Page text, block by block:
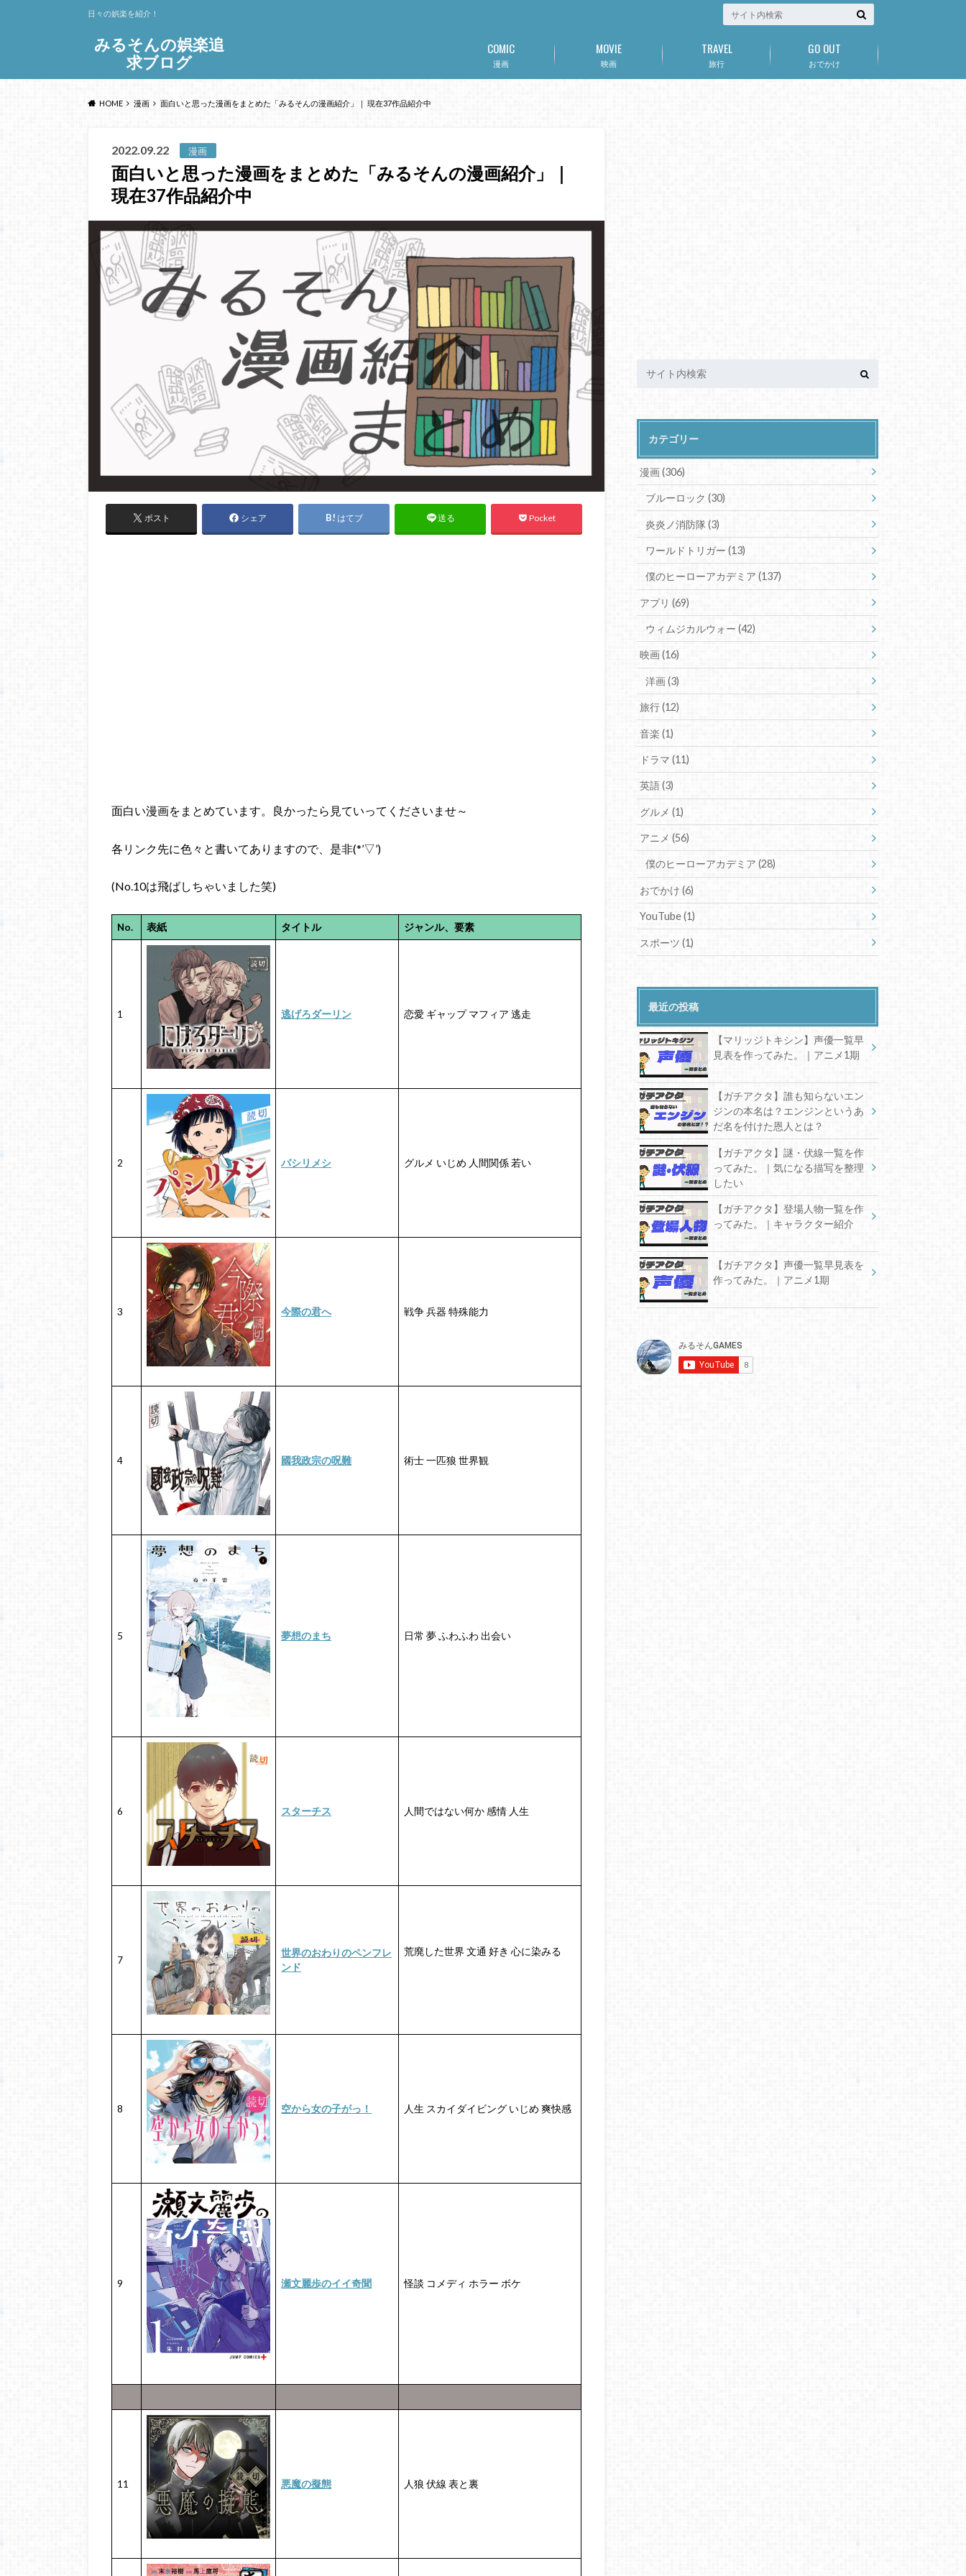
みるそんの娯楽追
求ブログ
日々の娯楽を紹介！
漫画
COMIC
映画
MOVIE
旅行
TRAVEL
おでかけ
GO OUT
HOME 漫画 面白いと思った漫画をまとめた「みるそんの漫画紹介」｜ 現在37作品紹介中
2022.09.22 漫画
面白いと思った漫画をまとめた「みるそんの漫画紹介」｜
現在37作品紹介中
ポスト シェア はてブ 送る Pocket
面白い漫画をまとめています。良かったら見ていってくださいませ～
各リンク先に色々と書いてありますので、是非(*’▽’)
(No.10は飛ばしちゃいました笑)
No. 表紙 タイトル ジャンル、要素
1 逃げろダーリン 恋愛 ギャップ マフィア 逃走
2 パシリメシ グルメ いじめ 人間関係 若い
3 今際の君へ 戦争 兵器 特殊能力
4 國我政宗の呪難 術士 一匹狼 世界観
5 夢想のまち 日常 夢 ふわふわ 出会い
6 スターチス 人間ではない何か 感情 人生
7
世界のおわりのペンフレ
ンド
荒廃した世界 文通 好き 心に染みる
8 空から女の子がっ！ 人生 スカイダイビング いじめ 爽快感
9 瀬文麗歩のイイ奇聞 怪談 コメディ ホラー ボケ
11 悪魔の擬態 人狼 伏線 表と裏
カテゴリー
漫画(306)
ブルーロック (30)
炎炎ノ消防隊(3)
ワールドトリガー (13)
僕のヒーローアカデミア (137)
アプリ(69)
ウィムジカルウォー (42)
映画(16)
洋画(3)
旅行(12)
音楽(1)
ドラマ(11)
英語(3)
グルメ(1)
アニメ(56)
僕のヒーローアカデミア (28)
おでかけ(6)
YouTube(1)
スポーツ(1)
最近の投稿
【マリッジトキシン】声優一覧早
見表を作ってみた。｜アニメ1期
【ガチアクタ】誰も知らないエン
ジンの本名は？エンジンというあ
だ名を付けた恩人とは？
【ガチアクタ】謎・伏線一覧を作
ってみた。｜気になる描写を整理
したい
【ガチアクタ】登場人物一覧を作
ってみた。｜キャラクター紹介
【ガチアクタ】声優一覧早見表を
作ってみた。｜アニメ1期